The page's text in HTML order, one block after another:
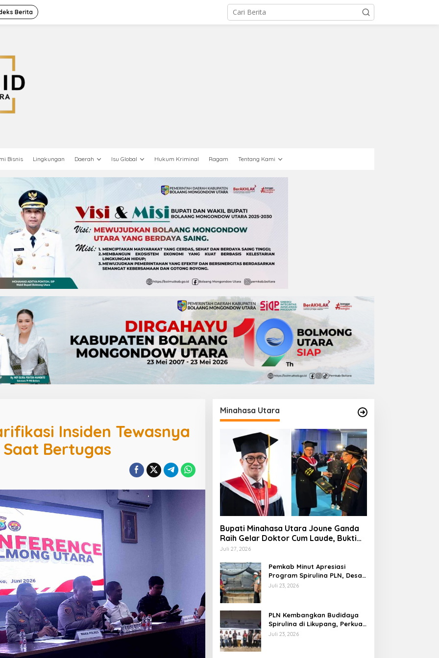
Berita
Bisnis Lingkungan Daerah Isu Global Hukum Kriminal Ragam Tentang Kami
Insiden Tewasnya
Bertugas
Minahasa Utara
Bupati Minahasa Utara Joune Ganda
Raih Gelar Doktor Cum Laude, Bukti
Komitmen Tingkatkan Kualitas
Juli 27, 2026
Pemkab Minut Apresiasi
Program Spirulina PLN, Desa
Tarabitan Disiapkan Jadi
Juli 23, 2026
PLN Kembangkan Budidaya
Spirulina di Likupang, Perkuat
Ketahanan Pangan dan
Juli 23, 2026